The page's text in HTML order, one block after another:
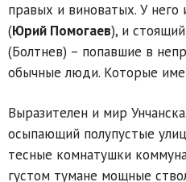
правых и виноватых. У него
(Юрий Помогаев), и
(Болтнев) – попавшие в
обычные люди. Которые
Выразителен и мир
осыпающий полупустые
тесные комнатушки
густом тумане мощные